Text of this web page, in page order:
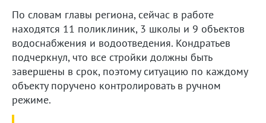
По словам главы региона, сейчас в работе
находятся 11 поликлиник, 3 школы и 9 объектов
водоснабжения и водоотведения. Кондратьев
подчеркнул, что все стройки должны быть
завершены в срок, поэтому ситуацию по каждому
объекту поручено контролировать в ручном
режиме.